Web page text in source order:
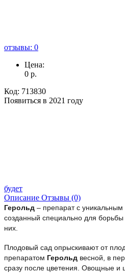
отзывы: 0
Цена:
0 р.
Код: 713830
Появиться в 2021 году
будет
Описание Отзывы (0)
Герольд – препарат с
созданный специально для
них.
Плодовый сад опрыскивают от
препаратом Герольд весной, в
сразу после цветения. Овощные и